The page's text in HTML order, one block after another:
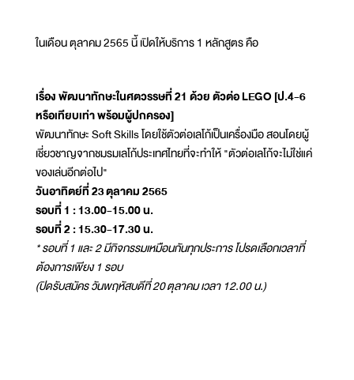
ในเดือน ตุลาคม 2565 นี้ เปิดให้บริการ 1 หลักสูตร คือ
เรื่อง พัฒนาทักษะในศตวรรษที่ 21 ด้วย ตัวต่อ LEGO [ป.4-6
หรือเทียบเท่า พร้อมผู้ปกครอง]
พัฒนาทักษะ Soft Skills โดยใช้ตัวต่อเลโก้เป็นเครื่องมือ สอนโดยผู้
เชี่ยวชาญจากชมรมเลโก้ประเทศไทยที่จะทำให้ "ตัวต่อเลโก้จะไม่ใช่แค่
ของเล่นอีกต่อไป"
วันอาทิตย์ที่ 23 ตุลาคม 2565
รอบที่ 1 : 13.00-15.00 น.
รอบที่ 2 : 15.30-17.30 น.
* รอบที่ 1 และ 2 มีกิจกรรมเหมือนกันทุกประการ โปรดเลือกเวลาที่
ต้องการเพียง 1 รอบ
(ปิดรับสมัคร วันพฤหัสบดีที่ 20 ตุลาคม เวลา 12.00 น.)